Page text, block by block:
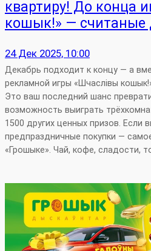
квартиру! До конца
кошык!» — считаные
24 Дек 2025, 10:00
Декабрь подходит к концу — а
рекламной игры «Шчаслiвы
Это ваш последний шанс
возможность выиграть
1500 других ценных призов. Если
предпраздничные покупки —
«Грошыке». Чай, кофе, сладости,